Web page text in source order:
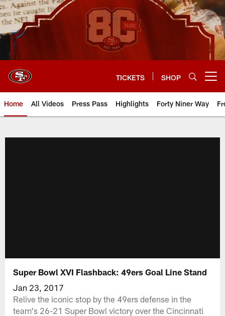
Skip
to
main
content
TICKETS SHOP
Home All Videos Press Pass Highlights Forty Niner Way
Super Bowl XVI Flashback: 49ers Goal Line Stand
Jan 23, 2017
Relive the iconic stop by the 49ers defense in the
team's 26-21 Super Bowl victory over the Cincinnati